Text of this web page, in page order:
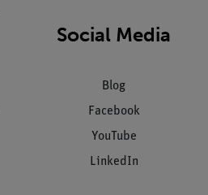
Social Media
Blog
Facebook
YouTube
LinkedIn